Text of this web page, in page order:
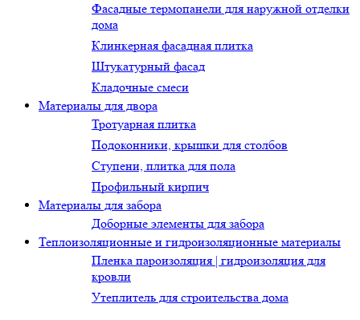
Фасадные термопанели для наружной отделки
дома
Клинкерная фасадная плитка
Штукатурный фасад
Кладочные смеси
Материалы для двора
Тротуарная плитка
Подоконники, крышки для столбов
Ступени, плитка для пола
Профильный кирпич
Материалы для забора
Доборные элементы для забора
Теплоизоляционные и гидроизоляционные материалы
Пленка пароизоляция | гидроизоляция для
кровли
Утеплитель для строительства дома